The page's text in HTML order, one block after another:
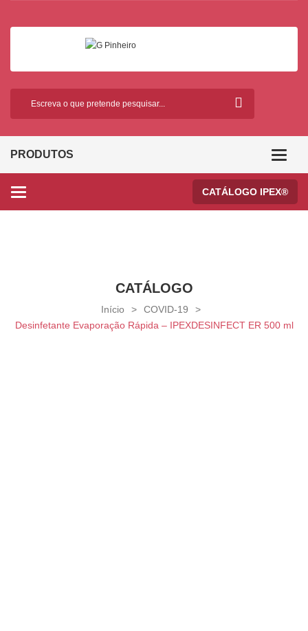
PRODUTOS
Categories CATÁLOGO IPEX®
CATÁLOGO
Início > COVID-19
>
Desinfetante Evaporação Rápida – IPEXDESINFECT ER 500 ml